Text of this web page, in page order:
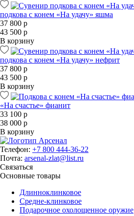
подкова с конем «На удачу» яшма
37 800 р
43 500 р
В корзину
подкова с конем «На удачу» нефрит
37 800 р
43 500 р
В корзину
«На счастье» фианит
33 100 р
38 000 р
В корзину
Телефон: +7 800 444-36-22
Почта: arsenal-zlat@list.ru
Связаться
Основные товары
Длинноклинковое
Средне-клинковое
Подарочное охолощенное оружие